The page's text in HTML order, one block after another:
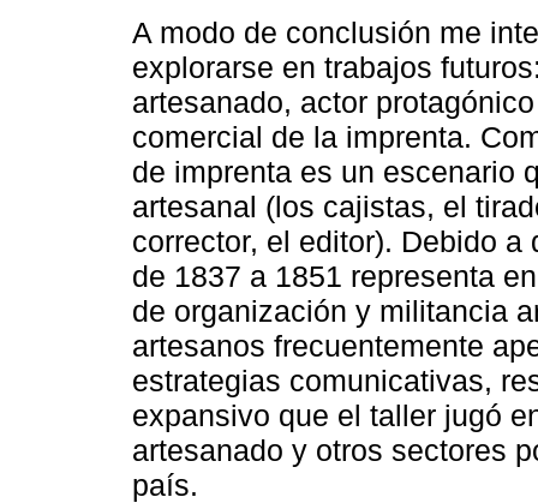
A modo de conclusión me
explorarse en trabajos
artesanado, actor
comercial de la imprenta.
de imprenta es un escenario
artesanal (los cajistas, el
corrector, el editor). Debido
de 1837 a 1851 representa
de organización y militancia
artesanos frecuentemente
estrategias comunicativas,
expansivo que el taller jugó
artesanado y otros sectores
país.